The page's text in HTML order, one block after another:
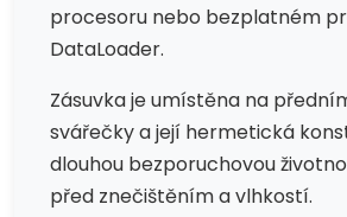
procesoru nebo bezplatném
DataLoader.
Zásuvka je umístěna na
svářečky a její hermetická
dlouhou bezporuchovou
před znečištěním a vlhkostí.